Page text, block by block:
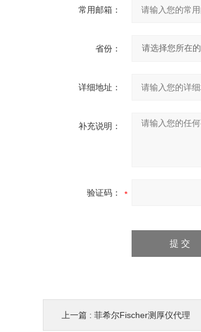
常用邮箱：
省份：
详细地址：
补充说明：
验证码：
上一篇 : 菲希尔Fischer测厚仪代理